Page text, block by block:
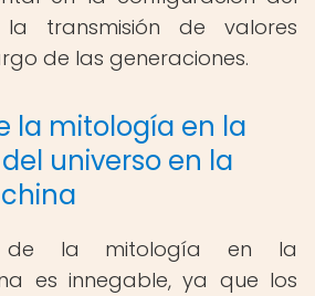
transmisión de valores
de las generaciones.
la mitología en la
universo en la
de la mitología en la
es innegable, ya que los